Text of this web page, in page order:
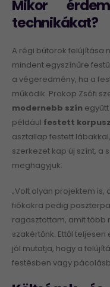
Mikor
technikákat?
A régi bútorok felújítása
mindent egyszínűre
a végeredmény, ha a
működik. Prokop Zsófi
modernebb szín
például festett
asztallap festett
szerkezet kap új színt, a
meghagyjuk.
„Volt olyan projektem
fiókokra pedig
ragasztottam, amit több
szakértőnk. Ettől
jól mutatja, hogy a
festésben vagy